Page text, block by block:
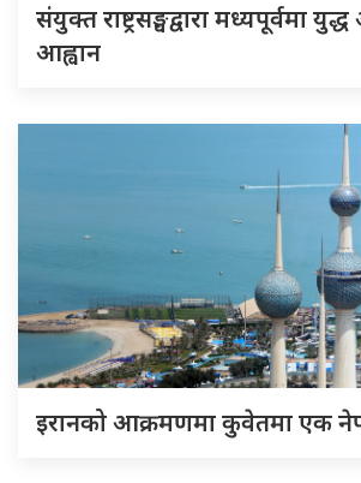
संयुक्त राष्ट्रसङ्घद्वारा मध्यपूर्वमा
आह्वान
इरानको आक्रमणमा कुवेतमा एक